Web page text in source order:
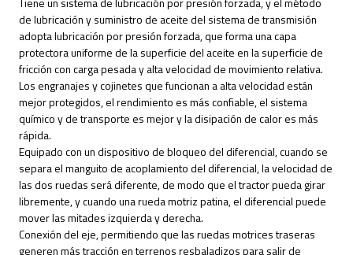
de lubricación y suministro de aceite del sistema de transmisión
adopta lubricación por presión forzada, que forma una capa
protectora uniforme de la superficie del aceite en la superficie de
fricción con carga pesada y alta velocidad de movimiento relativa.
Los engranajes y cojinetes que funcionan a alta velocidad están
mejor protegidos, el rendimiento es más confiable, el sistema
químico y de transporte es mejor y la disipación de calor es más
rápida.
Equipado con un dispositivo de bloqueo del diferencial, cuando se
separa el manguito de acoplamiento del diferencial, la velocidad de
las dos ruedas será diferente, de modo que el tractor pueda girar
libremente, y cuando una rueda motriz patina, el diferencial puede
mover las mitades izquierda y derecha.
Conexión del eje, permitiendo que las ruedas motrices traseras
generen más tracción en terrenos resbaladizos para salir de